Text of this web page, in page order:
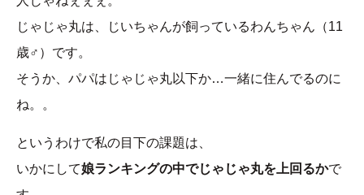
じゃじゃ丸は、じいちゃんが飼っているわんちゃん（11
歳♂）です。
そうか、パパはじゃじゃ丸以下か…一緒に住んでるのに
ね。。
というわけで私の目下の課題は、
いかにして娘ランキングの中でじゃじゃ丸を上回るかで